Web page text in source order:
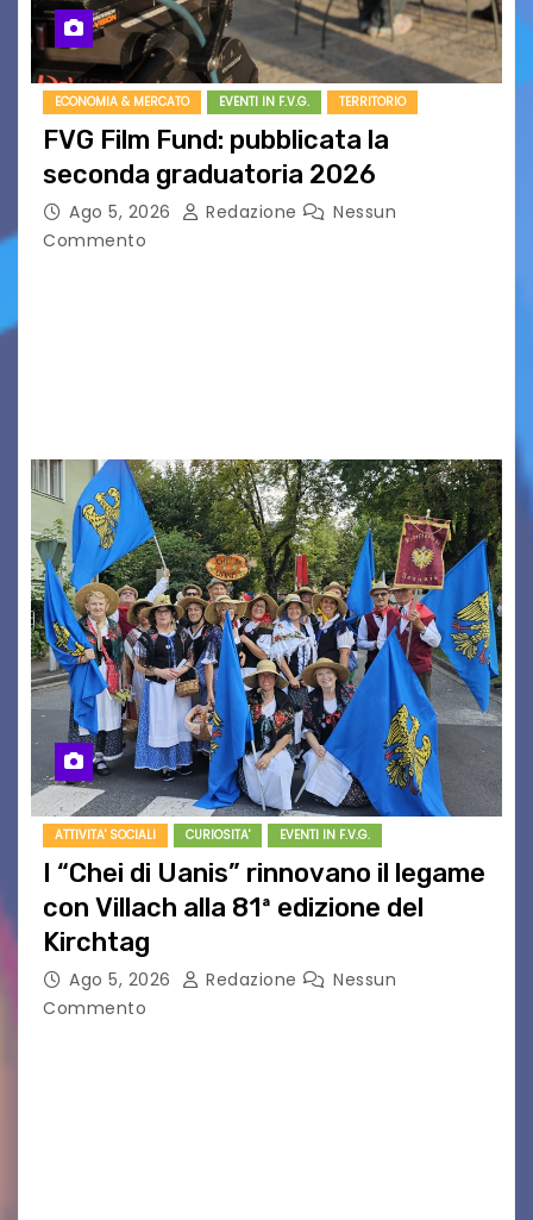
ECONOMIA & MERCATO EVENTI IN F.V.G. TERRITORIO
FVG Film Fund: pubblicata la
seconda graduatoria 2026
Ago 5, 2026 Redazione
Nessun
Commento
ATTIVITA' SOCIALI CURIOSITA' EVENTI IN F.V.G.
I “Chei di Uanis” rinnovano il legame
con Villach alla 81ª edizione del
Kirchtag
Ago 5, 2026 Redazione
Nessun
Commento